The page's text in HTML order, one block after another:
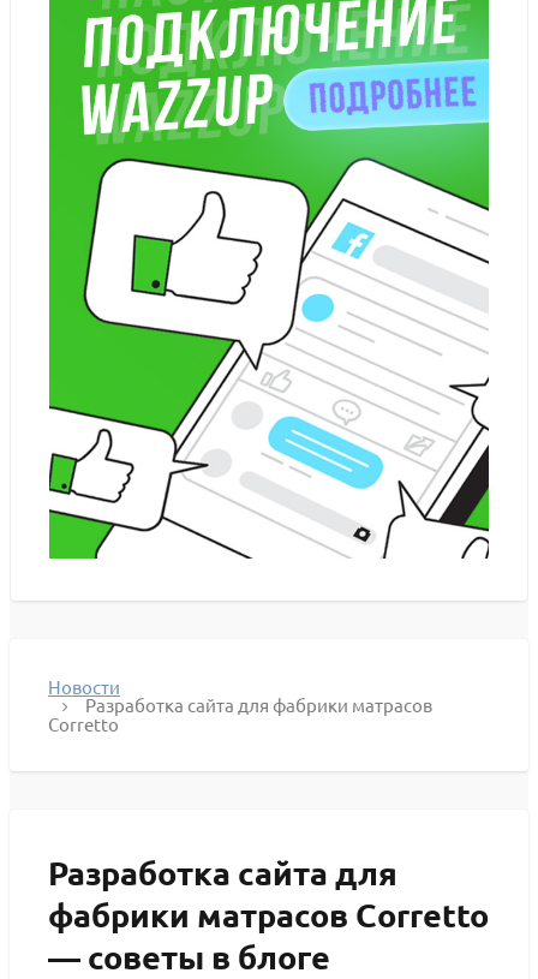
Новости
Разработка сайта для фабрики матрасов
Corretto
Разработка сайта для
фабрики матрасов Corretto
— советы в блоге